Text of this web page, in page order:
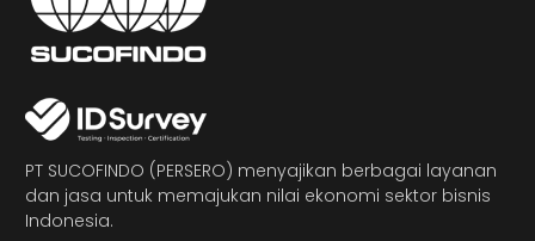
PT SUCOFINDO (PERSERO) menyajikan berbagai layanan
dan jasa untuk memajukan nilai ekonomi sektor bisnis
Indonesia.